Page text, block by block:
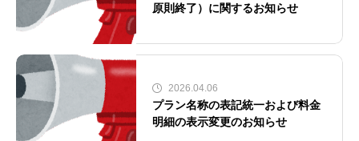
原則終了）に関するお知らせ
2026.04.06
プラン名称の表記統一および料金
明細の表示変更のお知らせ